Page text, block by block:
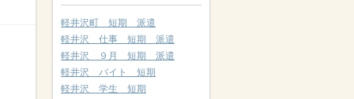
軽井沢町 短期 派遣
軽井沢 仕事 短期 派遣
軽井沢 ９月 短期 派遣
軽井沢 バイト 短期
軽井沢 学生 短期